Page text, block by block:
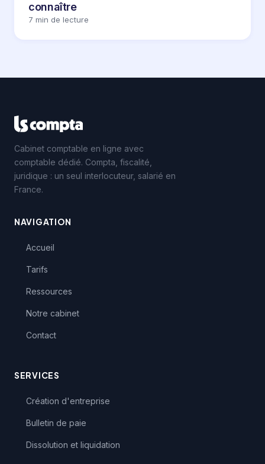
connaître
7 min de lecture
Cabinet comptable en ligne avec
comptable dédié. Compta, fiscalité,
juridique : un seul interlocuteur, salarié en
France.
NAVIGATION
Accueil
Tarifs
Ressources
Notre cabinet
Contact
SERVICES
Création d'entreprise
Bulletin de paie
Dissolution et liquidation